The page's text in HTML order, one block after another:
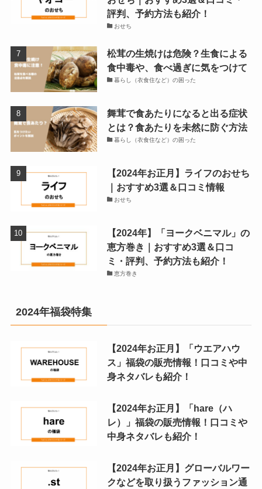
評判、予約方法も紹介！
おせち
松茸の生焼けは危険？生食による
食中毒や、食べ過ぎに気をつけて
暮らし（衣食住など）の困った
舞茸で食あたりになると出る症状
とは？食あたりを未然に防ぐ方法
暮らし（衣食住など）の困った
【2024年お正月】ライフのおせち
｜おすすめ3選＆口コミ情報
おせち
【2024年】「ヨークベニマル」の
恵方巻き｜おすすめ3選＆口コ
ミ・評判、予約方法も紹介！
恵方巻き
2024年福袋特集
【2024年お正月】「ウエアハウ
ス」福袋の販売情報！口コミや中
身ネタバレも紹介！
【2024年お正月】「hare（ハ
レ）」福袋の販売情報！口コミや
中身ネタバレも紹介！
【2024年お正月】グローバルワー
クなどを取り扱うファッション通